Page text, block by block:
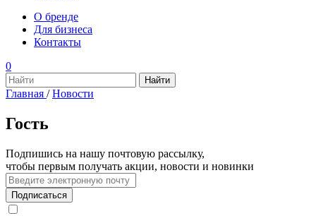
О бренде
Для бизнеса
Контакты
0
Главная / Новости
Гость
Подпишись на нашу почтовую рассылку,
чтобы первым получать акции, новости и новинки
Подписаться